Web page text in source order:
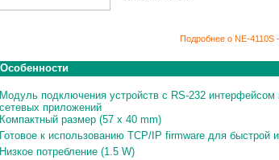
Подробнее о NE-4110S
Особенности
Модуль подключения устройств с RS-232
сетевых приложений
Компактный размер (57 x 40 mm)
Готовое к использованию TCP/IP firmware для быстрой
Низкое потребление (1.5 W)